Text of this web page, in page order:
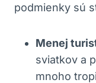
podmienky sú
Menej
sviatkov a
mnoho